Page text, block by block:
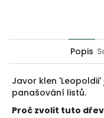
Popis
Javor klen
panašování listů.
Proč zvolit tuto